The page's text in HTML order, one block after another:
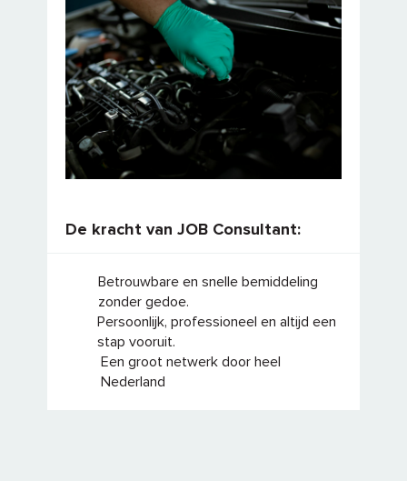
De kracht van JOB Consultant:
Betrouwbare en snelle bemiddeling
zonder gedoe.
Persoonlijk, professioneel en altijd een
stap vooruit.
Een groot netwerk door heel
Nederland